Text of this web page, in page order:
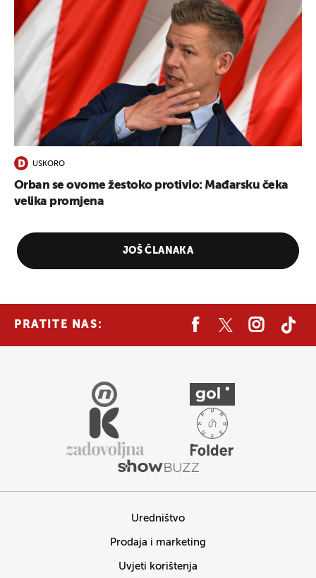
USKORO
Orban se ovome žestoko protivio: Mađarsku čeka
velika promjena
JOŠ ČLANAKA
PRATITE NAS:
Uredništvo
Prodaja i marketing
Uvjeti korištenja